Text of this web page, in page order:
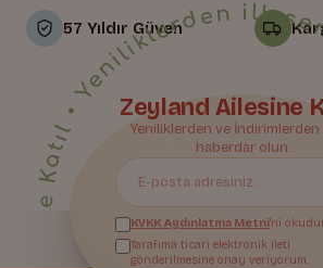
57 Yıldır Güven
Bize Katıl• Yeniliklerden ilk sen haberdar ol • Bize Katıl • Yeniliklerden ilk sen haberdar ol • Bize Katıl • Yeniliklerden ilk sen haberdar ol • Bize Katıl • Yeniliklerden ilk sen haberdar ol • Bize Katıl • Yeniliklerden ilk sen haberdar ol • Bize Katıl • Yeniliklerden ilk sen haberdar ol • Bize Katıl • Yeniliklerden ilk sen haberdar ol • Bize Katıl • Yeniliklerden ilk sen haberdar ol • Bize Katıl • Yeniliklerden ilk sen haberdar ol • Bize Katıl • Yeniliklerden ilk sen haberdar ol • Bize Katıl •
Zeyland Ailesine
Yeniliklerden ve İndirimlerden
haberdar olun.
KVKK Aydınlatma Metni'ni
Tarafıma ticari elektronik ileti
gönderilmesine onay veriyorum.